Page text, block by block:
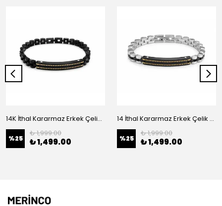
14K İthal Kararmaz Erkek Çelik Bileklik
%25
₺ 1,999.00
₺ 1,499.00
14 İthal Kararmaz Erkek Çelik Bileklik
%25
₺ 1,999.00
₺ 1,499.00